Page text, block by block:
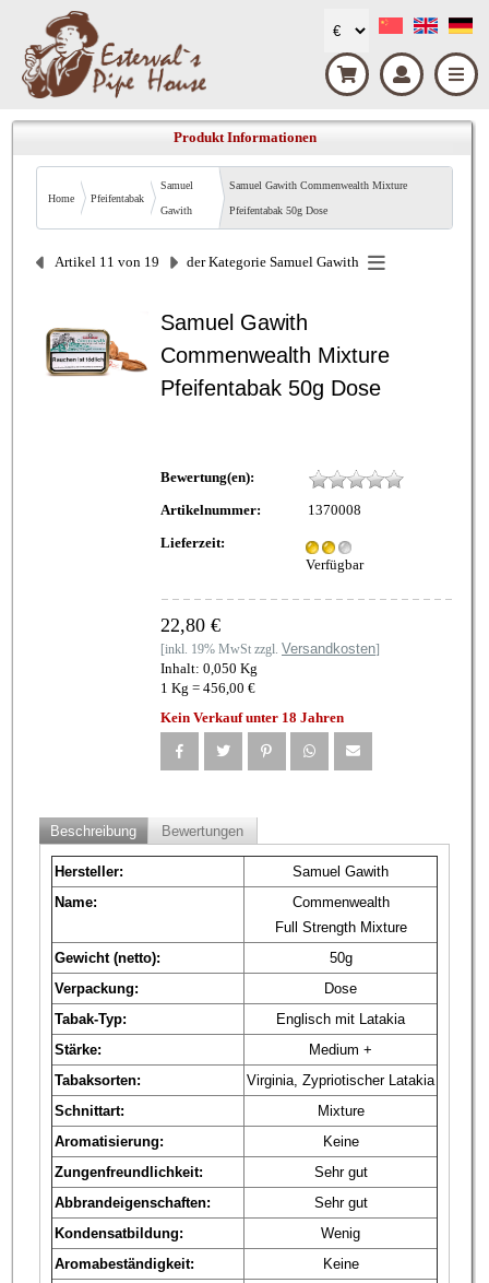
Produkt Informationen
Home Pfeifentabak
Samuel
Gawith
Samuel Gawith Commenwealth Mixture
Pfeifentabak 50g Dose
Artikel 11 von 19 der Kategorie Samuel Gawith
Samuel Gawith
Commenwealth Mixture
Pfeifentabak 50g Dose
Bewertung(en):
Artikelnummer:
1370008
Lieferzeit:
Verfügbar
22,80 €
[inkl. 19% MwSt zzgl. Versandkosten]
Inhalt: 0,050 Kg
1 Kg = 456,00 €
Kein Verkauf unter 18 Jahren
Beschreibung Bewertungen
Hersteller:
Samuel Gawith
Name:
Commenwealth
Full Strength Mixture
Gewicht (netto):
50g
Verpackung:
Dose
Tabak-Typ:
Englisch mit Latakia
Stärke:
Medium +
Tabaksorten:
Virginia, Zypriotischer Latakia
Schnittart:
Mixture
Aromatisierung:
Keine
Zungenfreundlichkeit:
Sehr gut
Abbrandeigenschaften:
Sehr gut
Kondensatbildung:
Wenig
Aromabeständigkeit:
Keine